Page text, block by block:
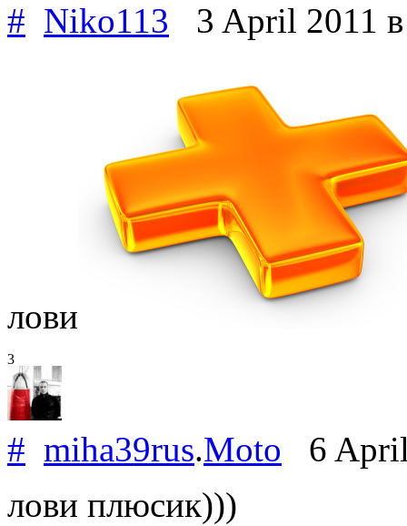
# Niko113 3 April 2011
лови
3
# miha39rus.Moto 6
лови плюсик)))